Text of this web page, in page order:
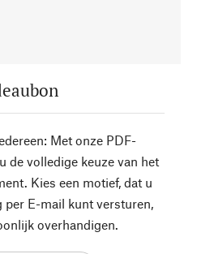
Met onze PDF-
de volledige keuze van het
Kies een motief, dat u
per E-mail kunt versturen,
overhandigen.